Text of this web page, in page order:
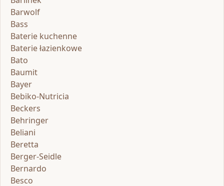
Barwolf
Bass
Baterie kuchenne
Baterie łazienkowe
Bato
Baumit
Bayer
Bebiko-Nutricia
Beckers
Behringer
Beliani
Beretta
Berger-Seidle
Bernardo
Besco